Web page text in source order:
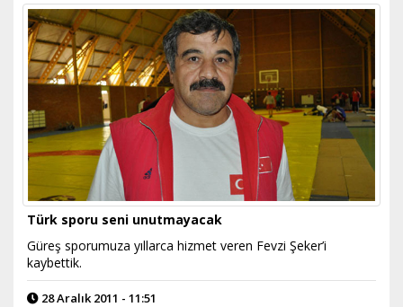
Türk sporu seni unutmayacak
Güreş sporumuza yıllarca hizmet veren Fevzi Şeker’i
kaybettik.
28 Aralık 2011 - 11:51